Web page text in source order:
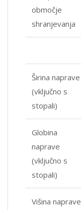
območje
shranjevanja
Širina naprave
(vključno s
stopali)
Globina
naprave
(vključno s
stopali)
Višina naprave